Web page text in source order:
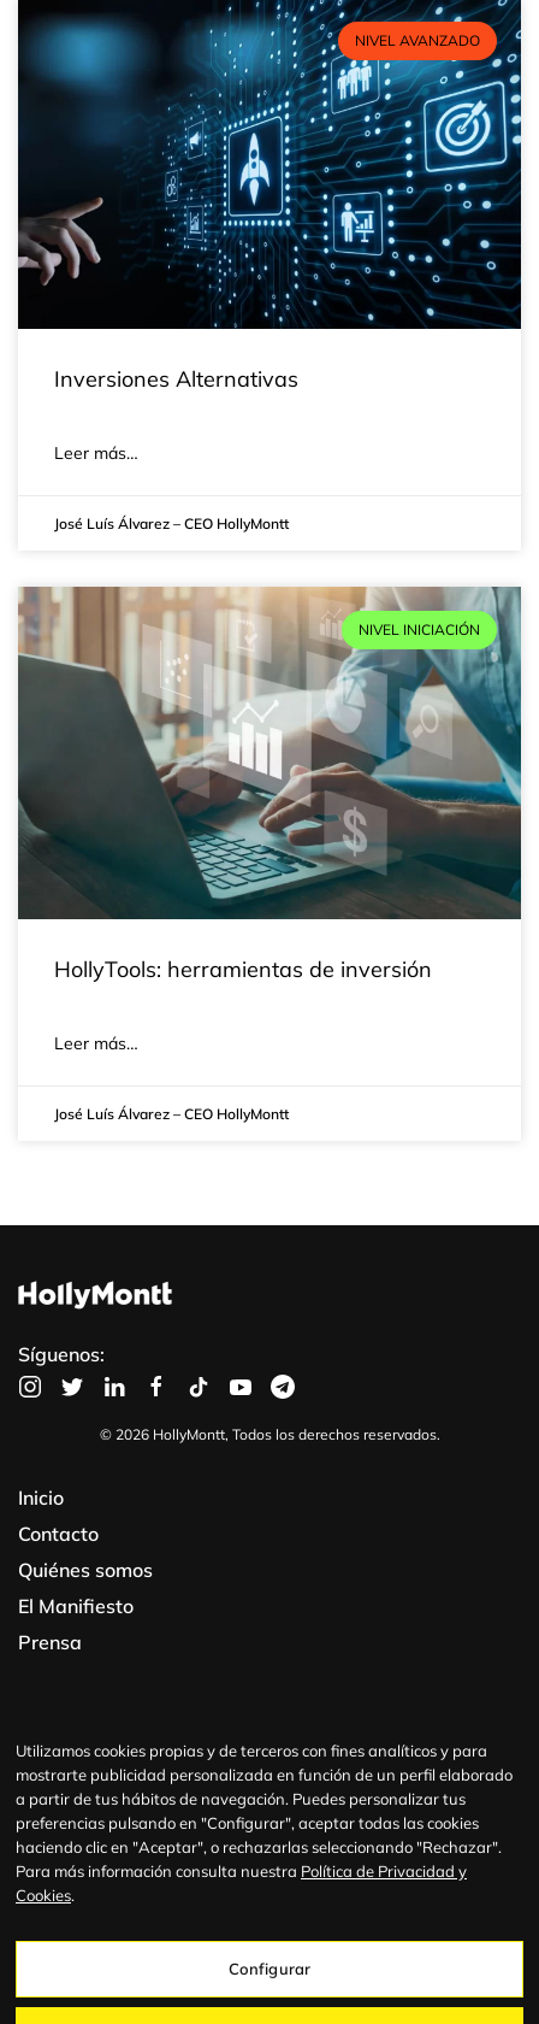
Inversiones Alternativas
NIVEL AVANZADO
José Luís Álvarez – CEO HollyMontt
Leer más…
HollyTools: herramientas de inversión
NIVEL INICIACIÓN
José Luís Álvarez – CEO HollyMontt
Leer más…
Síguenos:
© 2026HollyMontt, Todos los derechos reservados.
Inicio
Contacto
Quiénes somos
El Manifiesto
Prensa
Formación
Principios Fundamentales
HollyFools
Utilizamos cookies propias y de terceros con fines analíticos y para
mostrarte publicidad personalizada en función de un perfil elaborado
a partir de tus hábitos de navegación. Puedes personalizar tus
preferencias pulsando en "Configurar", aceptar todas las cookies
haciendo clic en "Aceptar", o rechazarlas seleccionando "Rechazar".
Para más información consulta nuestra Política de Privacidad y
Cookies.
Configurar